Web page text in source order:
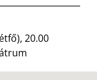
20.00